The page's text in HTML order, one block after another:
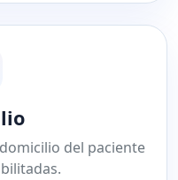
del paciente